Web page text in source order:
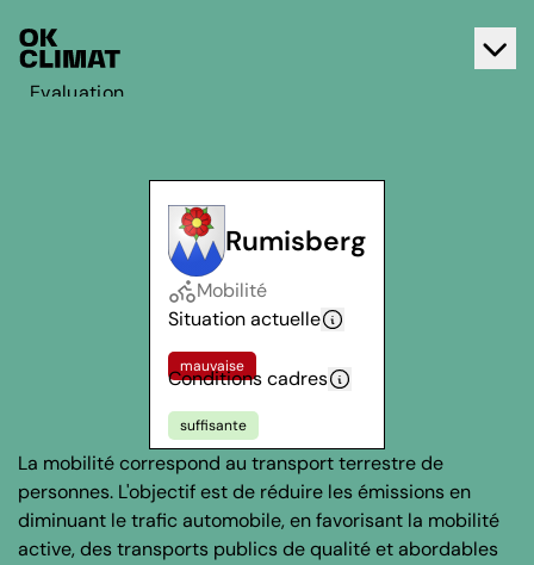
Evaluation
Rumisberg
Mobilité
Situation actuelle
mauvaise
Conditions cadres
suffisante
La mobilité correspond au transport terrestre de
personnes. L'objectif est de réduire les émissions en
diminuant le trafic automobile, en favorisant la mobilité
active, des transports publics de qualité et abordables